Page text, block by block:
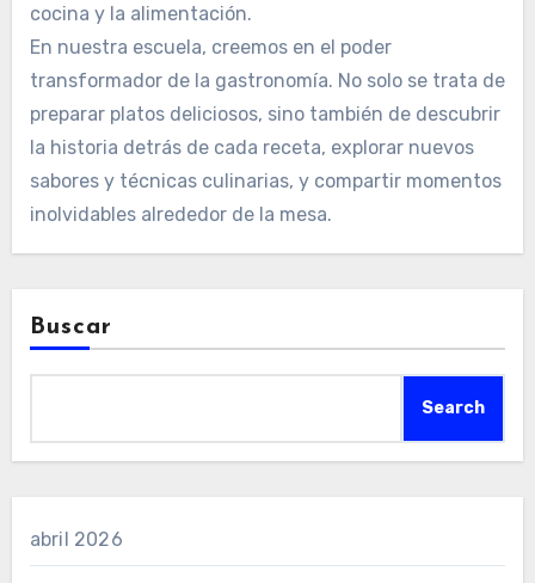
cocina y la alimentación.
En nuestra escuela, creemos en el poder
transformador de la gastronomía. No solo se trata de
preparar platos deliciosos, sino también de descubrir
la historia detrás de cada receta, explorar nuevos
sabores y técnicas culinarias, y compartir momentos
inolvidables alrededor de la mesa.
Buscar
Search
abril 2026